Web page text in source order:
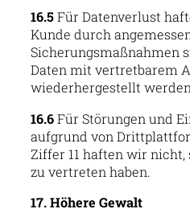
16.5Für Datenverlust
Kunde durch
Sicherungsmaßnahmen
Daten mit vertretbarem
wiederhergestellt
16.6Für Störungen und
aufgrund von
Ziffer 11 haften wir
zu vertreten haben.
17. Höhere Gewalt